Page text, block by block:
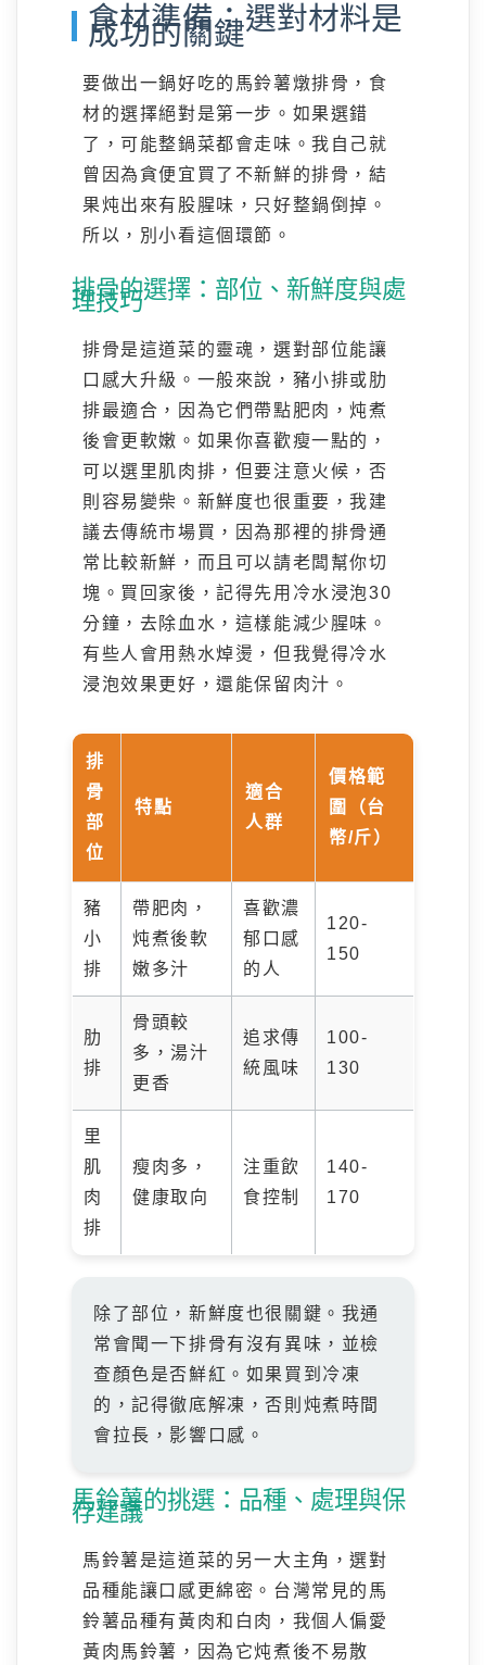
食材準備：選對材料是
成功的關鍵
要做出一鍋好吃的馬鈴薯燉排骨，食
材的選擇絕對是第一步。如果選錯
了，可能整鍋菜都會走味。我自己就
曾因為貪便宜買了不新鮮的排骨，結
果炖出來有股腥味，只好整鍋倒掉。
所以，別小看這個環節。
排骨的選擇：部位、新鮮度與處
理技巧
排骨是這道菜的靈魂，選對部位能讓
口感大升級。一般來說，豬小排或肋
排最適合，因為它們帶點肥肉，炖煮
後會更軟嫩。如果你喜歡瘦一點的，
可以選里肌肉排，但要注意火候，否
則容易變柴。新鮮度也很重要，我建
議去傳統市場買，因為那裡的排骨通
常比較新鮮，而且可以請老闆幫你切
塊。買回家後，記得先用冷水浸泡30
分鐘，去除血水，這樣能減少腥味。
有些人會用熱水焯燙，但我覺得冷水
浸泡效果更好，還能保留肉汁。
排
骨
部
位
特點
適合
人群
價格範
圍（台
幣/斤）
豬
小
排
帶肥肉，
炖煮後軟
嫩多汁
喜歡濃
郁口感
的人
120-
150
肋
排
骨頭較
多，湯汁
更香
追求傳
統風味
100-
130
里
肌
肉
排
瘦肉多，
健康取向
注重飲
食控制
140-
170
除了部位，新鮮度也很關鍵。我通
常會聞一下排骨有沒有異味，並檢
查顏色是否鮮紅。如果買到冷凍
的，記得徹底解凍，否則炖煮時間
會拉長，影響口感。
馬鈴薯的挑選：品種、處理與保
存建議
馬鈴薯是這道菜的另一大主角，選對
品種能讓口感更綿密。台灣常見的馬
鈴薯品種有黃肉和白肉，我個人偏愛
黃肉馬鈴薯，因為它炖煮後不易散